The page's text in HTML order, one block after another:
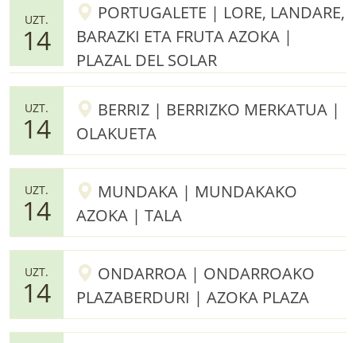
UZT.
14
PORTUGALETE | LORE, LANDARE,
BARAZKI ETA FRUTA AZOKA |
PLAZAL DEL SOLAR
UZT.
14
BERRIZ | BERRIZKO MERKATUA |
OLAKUETA
UZT.
14
MUNDAKA | MUNDAKAKO
AZOKA | TALA
UZT.
14
ONDARROA | ONDARROAKO
PLAZABERDURI | AZOKA PLAZA